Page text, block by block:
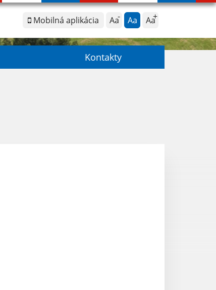
Mobilná aplikácia Aa Aa Aa
Kontakty